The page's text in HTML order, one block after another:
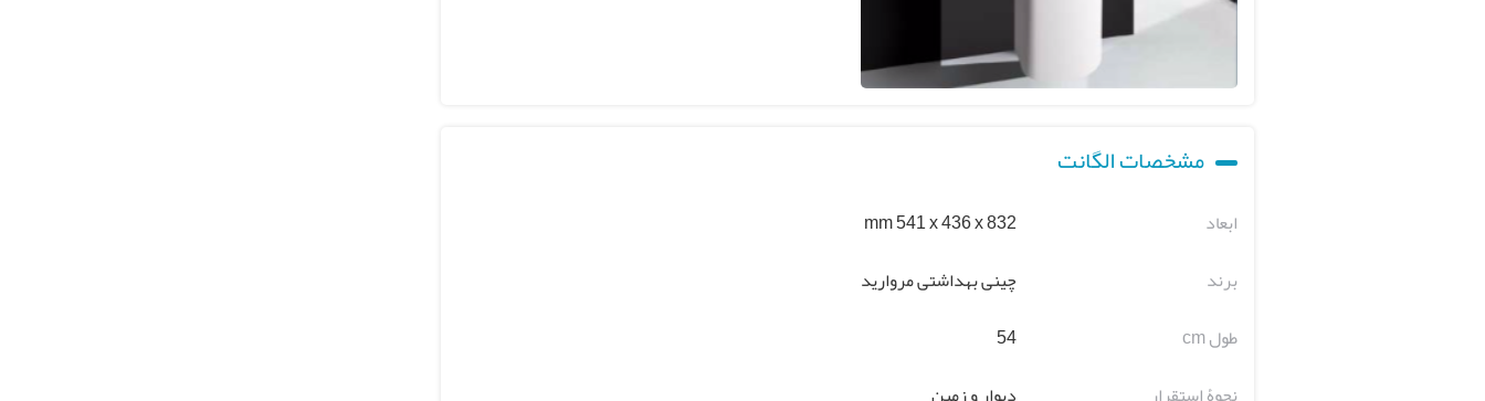
مشخصات الگانت
ابعاد
mm 541 x 436 x 832
برند
چینی بهداشتی مروارید
طول cm
54